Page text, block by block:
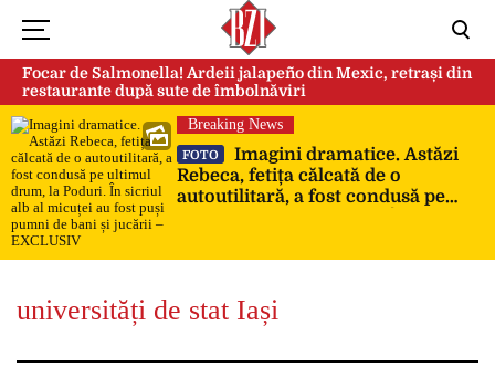
Focar de Salmonella! Ardeii jalapeño din Mexic, retrași din
restaurante după sute de îmbolnăviri
Breaking News
FOTO
Imagini dramatice. Astăzi
Rebeca, fetița călcată de o
autoutilitară, a fost condusă pe
de bani și jucării – EXCLUSIV
universități de stat Iași